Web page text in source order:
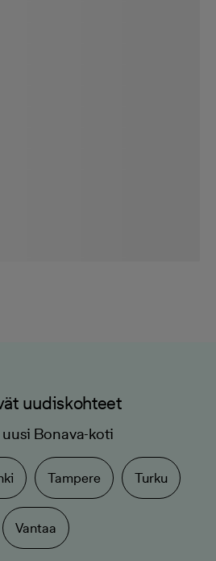
uudiskohteet
Bonava-koti
Tampere Turku
Vantaa